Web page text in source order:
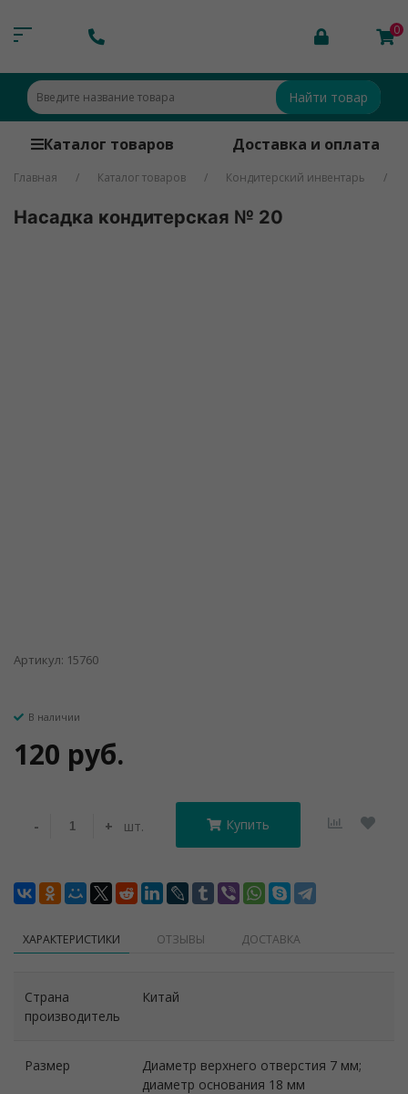
0
Найти товар
Каталог товаров Доставка и оплата
Главная Каталог товаров Кондитерский инвентарь
Насадка кондитерская № 20
Артикул: 15760
В наличии
120 руб.
- + шт. Купить
ХАРАКТЕРИСТИКИ ОТЗЫВЫ ДОСТАВКА
Страна
производитель
Китай
Размер
Диаметр верхнего отверстия 7 мм;
диаметр основания 18 мм